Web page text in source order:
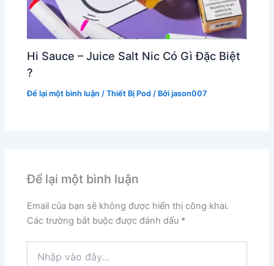
Hi Sauce – Juice Salt Nic Có Gì Đặc Biệt
?
Để lại một bình luận /Thiết Bị Pod / Bởijason007
Để lại một bình luận
Email của bạn sẽ không được hiển thị công khai.
Các trường bắt buộc được đánh dấu *
vào